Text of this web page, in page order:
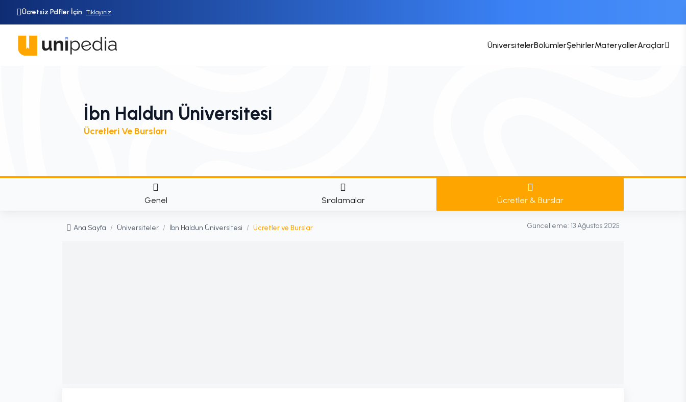
Ücretsiz Pdfler İçin Tıklayınız
ÜniversitelerBölümlerŞehirlerMateryallerAraçlar
İbn Haldun Üniversitesi
Ücretleri Ve Bursları
Genel Sıralamalar Ücretler & Burslar
Ana Sayfa / Üniversiteler / İbn Haldun Üniversitesi / Ücretler ve Burslar Güncelleme: 13 Ağustos 2025